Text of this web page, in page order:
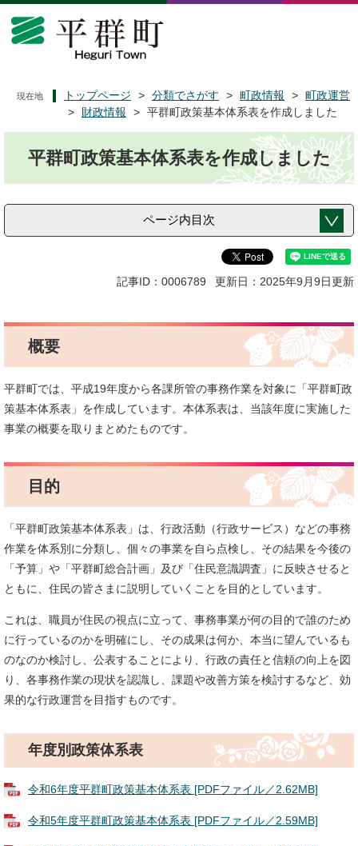
ペ
メ
現在地 トップページ > 分類でさがす > 町政情報 > 町政運営
>
財政情報 > 平群町政策基本体系表を作成しました
平群町政策基本体系表を作成しました
ページ内目次
記事ID：0006789 更新日：2025年9月9日更新
概要
平群町では、平成19年度から各課所管の事務作業を対象に「平群町政
策基本体系表」を作成しています。本体系表は、当該年度に実施した
事業の概要を取りまとめたものです。
目的
「平群町政策基本体系表」は、行政活動（行政サービス）などの事務
作業を体系別に分類し、個々の事業を自ら点検し、その結果を今後の
「予算」や「平群町総合計画」及び「住民意識調査」に反映させると
ともに、住民の皆さまに説明していくことを目的としています。
これは、職員が住民の視点に立って、事務事業が何の目的で誰のため
に行っているのかを明確にし、その成果は何か、本当に望んでいるも
のなのか検討し、公表することにより、行政の責任と信頼の向上を図
り、各事務作業の現状を認識し、課題や改善方策を検討するなど、効
果的な行政運営を目指すものです。
年度別政策体系表
令和6年度平群町政策基本体系表 [PDFファイル／2.62MB]
令和5年度平群町政策基本体系表 [PDFファイル／2.59MB]